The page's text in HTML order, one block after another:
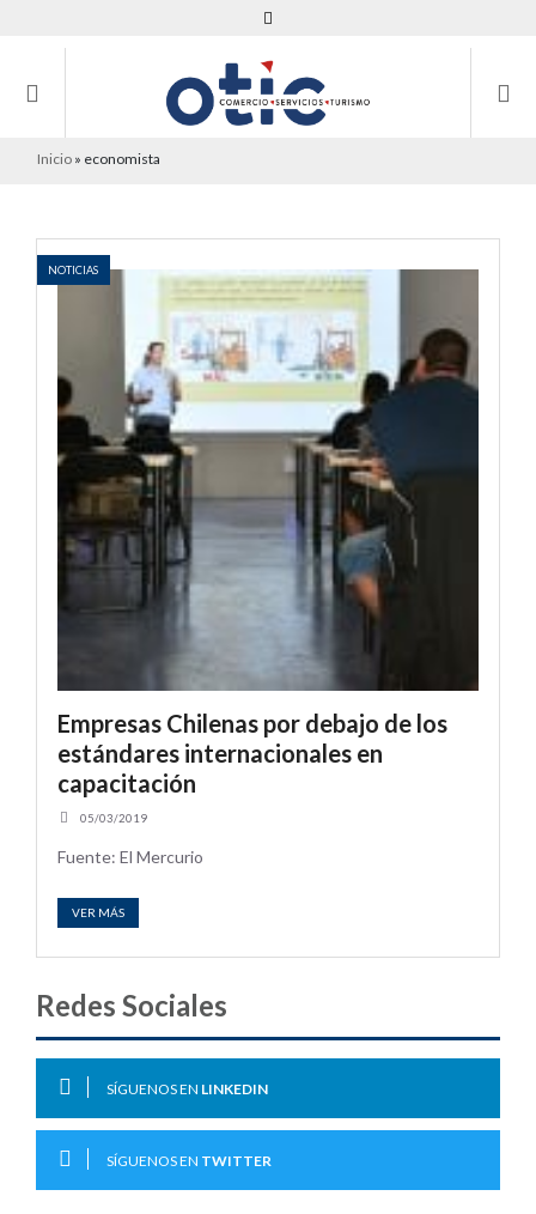
Inicio » economista
NOTICIAS
Empresas Chilenas por debajo de los
estándares internacionales en
capacitación
05/03/2019
Fuente: El Mercurio
VER MÁS
Redes Sociales
SÍGUENOS EN LINKEDIN
SÍGUENOS EN TWITTER